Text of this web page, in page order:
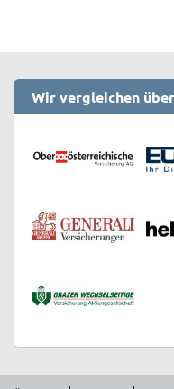
Wir vergleichen